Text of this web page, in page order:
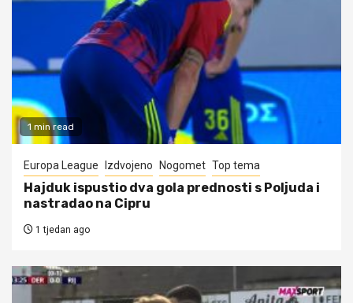
1 min read
Europa League Izdvojeno Nogomet Top tema
Hajduk ispustio dva gola prednosti s Poljuda i
nastradao na Cipru
1 tjedan ago